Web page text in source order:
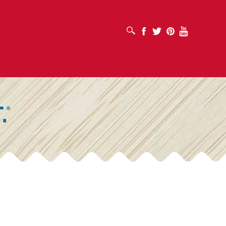
OTVORI OKVIR ZA PRETRAŽIVANJE
Facebook
Twitter PinterestYoutube